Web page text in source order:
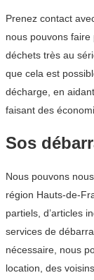
Prenez contact
nous pouvons faire
déchets très au
que cela est
décharge, en
faisant des
Sos
Nous pouvons
région Hauts-de-
partiels, d’articles
services de
nécessaire, nous
location, des